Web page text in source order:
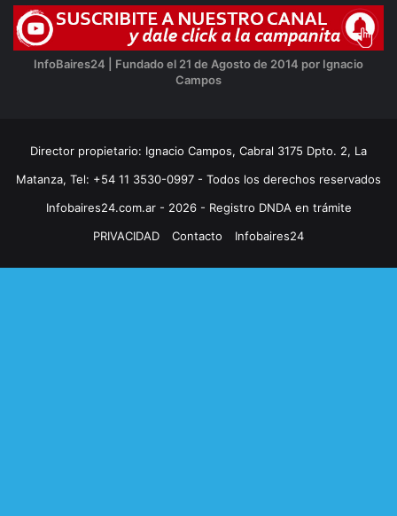
InfoBaires24 | Fundado el 21 de Agosto de 2014 por Ignacio
Campos
Director propietario: Ignacio Campos, Cabral 3175 Dpto. 2, La
Matanza, Tel: +54 11 3530-0997 - Todos los derechos reservados
Infobaires24.com.ar - 2026 - Registro DNDA en trámite
PRIVACIDAD
Contacto Infobaires24